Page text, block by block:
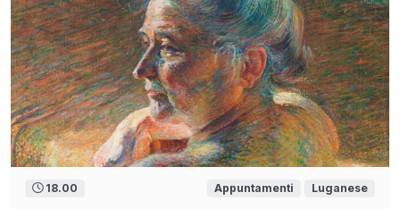
18.00 Appuntamenti Luganese